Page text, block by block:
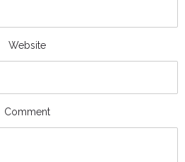
Website
Comment